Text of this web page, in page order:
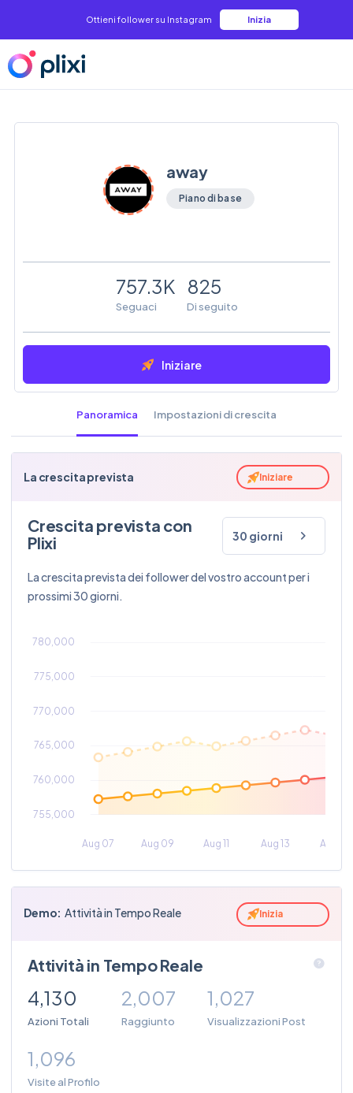
Ottieni follower su Instagram Inizia
away
Piano di base
757.3K
Seguaci
825
Di seguito
Iniziare
Panoramica Impostazioni di crescita
La crescita prevista Iniziare
Crescita prevista con
Plixi
30 giorni
La crescita prevista dei follower del vostro account per i
prossimi 30 giorni.
Demo: Attività in Tempo Reale Inizia
Attività in Tempo Reale
4,130
Azioni Totali
2,007
Raggiunto
1,027
Visualizzazioni Post
1,096
Visite al Profilo